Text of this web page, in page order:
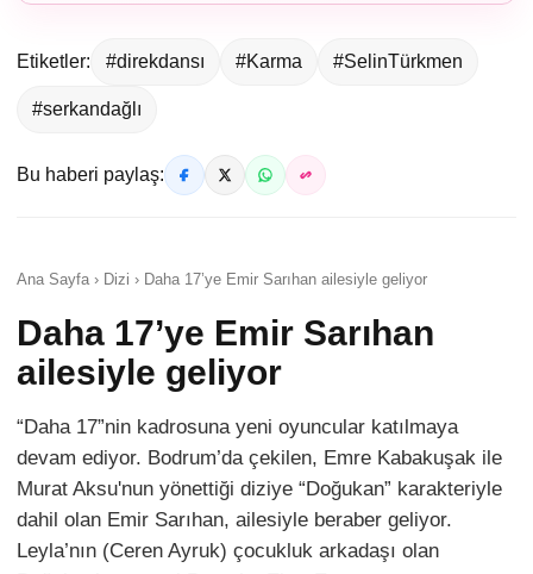
Etiketler: #direkdansı #Karma #SelinTürkmen
#serkandağlı
Bu haberi paylaş:
Ana Sayfa › Dizi › Daha 17’ye Emir Sarıhan ailesiyle geliyor
Daha 17’ye Emir Sarıhan
ailesiyle geliyor
“Daha 17”nin kadrosuna yeni oyuncular katılmaya
devam ediyor. Bodrum’da çekilen, Emre Kabakuşak ile
Murat Aksu'nun yönettiği diziye “Doğukan” karakteriyle
dahil olan Emir Sarıhan, ailesiyle beraber geliyor.
Leyla’nın (Ceren Ayruk) çocukluk arkadaşı olan